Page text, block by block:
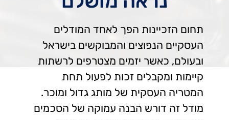
תחום הזכיינות הפך לאחד המודלים
העסקיים הנפוצים והמבוקשים בישראל
ובעולם, כאשר יזמים מצטרפים לרשתות
קיימות ומקבלים זכות לפעול תחת
המטריה העסקית של מותג גדול ומוכר.
מודל זה דורש הבנה עמוקה של הסכמים